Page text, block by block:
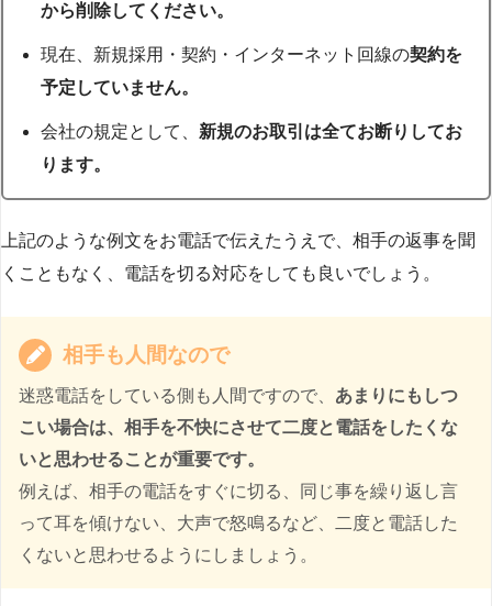
から削除してください。
現在、新規採用・契約・インターネット回線の契約を
予定していません。
会社の規定として、 新規のお取引は全てお断りしてお
ります。
上記のような例文をお電話で伝えたうえで、相手の返事を聞
くこともなく、電話を切る対応をしても良いでしょう。
相手も人間なので
迷惑電話をしている側も人間ですので、 あまりにもしつ
こい場合は、相手を不快にさせて二度と電話をしたくな
いと思わせることが重要です。
例えば、相手の電話をすぐに切る、同じ事を繰り返し言
って耳を傾けない、大声で怒鳴るなど、二度と電話した
くないと思わせるようにしましょう。